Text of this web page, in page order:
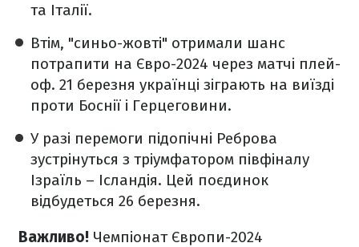
та Італії.
Втім, "синьо-жовті" отримали шанс
потрапити на Євро-2024 через матчі плей-
оф. 21 березня українці зіграють на виїзді
проти Боснії і Герцеговини.
У разі перемоги підопічні Реброва
зустрінуться з тріумфатором півфіналу
Ізраїль – Ісландія. Цей поєдинок
відбудеться 26 березня.
Важливо! Чемпіонат Європи-2024